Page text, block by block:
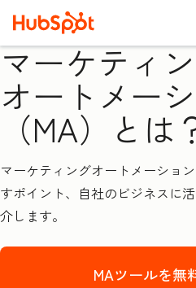
マーケティ
オ‍ー‍ト‍メ‍ー‍
（MA）とは
マーケティングオートメーショ
すポイ ント、自社のビジネスに
介します。
MAツールを無